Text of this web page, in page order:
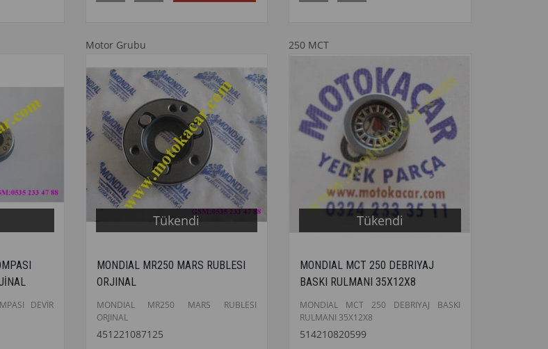
DEVİR
Motor Grubu
Tükendi
MONDIAL MR250 MARS RUBLESI
ORJINAL
MONDIAL MR250 MARS RUBLESI
ORJINAL
451221087125
250 MCT
Tükendi
MONDIAL MCT 250 DEBRIYAJ
BASKI RULMANI 35X12X8
MONDIAL MCT 250 DEBRIYAJ BASKI
RULMANI 35X12X8
514210820599